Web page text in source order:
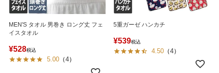
MEN'S タオル 男巻き ロング丈 フェ
イスタオル
¥528税込
5.00 （4）
5重ガーゼ ハンカチ
¥539税込
4.50 （4）